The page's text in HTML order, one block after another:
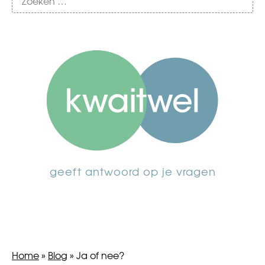
geeft antwoord op je vragen
Home» Blog » Ja of nee?